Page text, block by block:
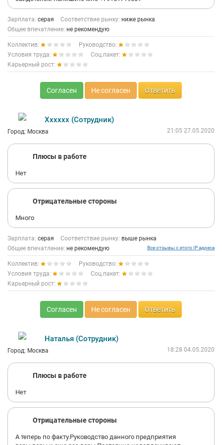
Зарплата: серая Соответствие рынку: ниже рынка
Общее впечатление: не рекомендую
Коллектив:
Руководство:
Условия труда:
Соц.пакет:
Карьерный рост:
Согласен Не согласен Ответить
Хххххх (Сотрудник)
Город: Москва 21:05 27.05.2020
Плюсы в работе
Нет
Отрицательные стороны
Много
Зарплата: серая Соответствие рынку: выше рынка
Общее впечатление: не рекомендую Все отзывы с этого IP адреса
Коллектив:
Руководство:
Условия труда:
Соц.пакет:
Карьерный рост:
Согласен Не согласен Ответить
Наталья (Сотрудник)
Город: Москва 18:28 04.05.2020
Плюсы в работе
Нет
Отрицательные стороны
А теперь по факту.Руководство данного предприятия